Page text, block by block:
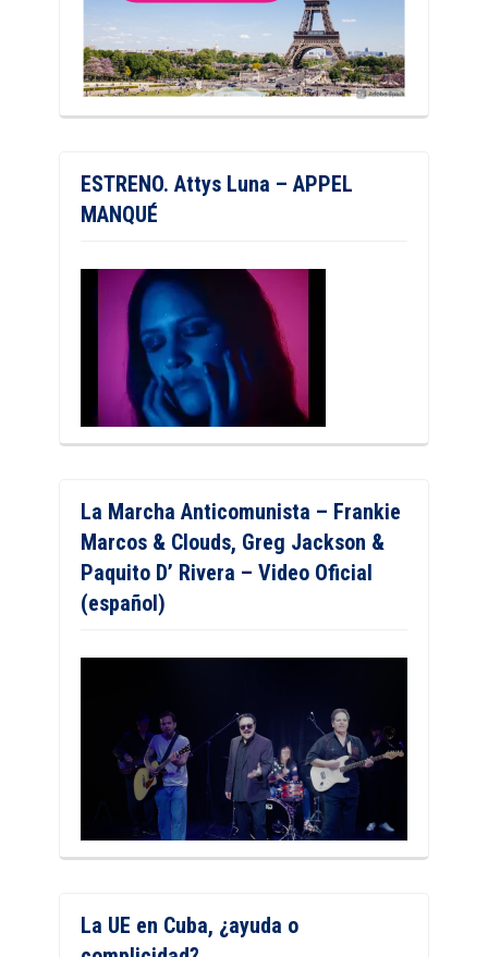
ESTRENO. Attys Luna – APPEL
MANQUÉ
La Marcha Anticomunista – Frankie
Marcos & Clouds, Greg Jackson &
Paquito D’ Rivera – Video Oficial
(español)
La UE en Cuba, ¿ayuda o